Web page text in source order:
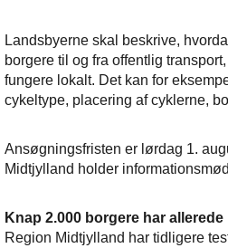
Landsbyerne skal beskrive,
borgere til og fra offentlig
fungere lokalt. Det kan for
cykeltype, placering af cyklerne,
Ansøgningsfristen er lørdag 1.
Midtjylland holder
Knap 2.000 borgere har
Region Midtjylland har tidligere